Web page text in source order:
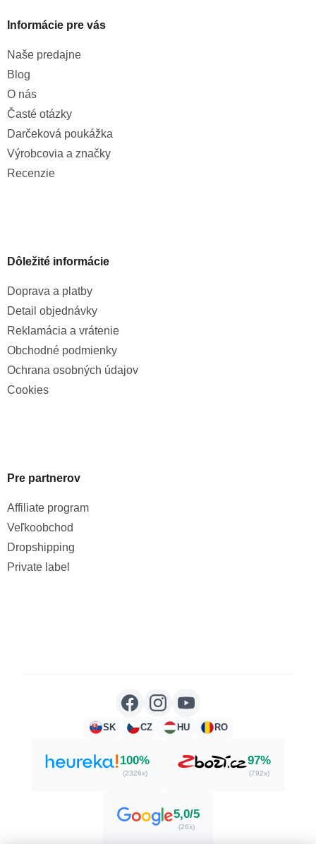
Informácie pre vás
Naše predajne
Blog
O nás
Časté otázky
Darčeková poukážka
Výrobcovia a značky
Recenzie
Dôležité informácie
Doprava a platby
Detail objednávky
Reklamácia a vrátenie
Obchodné podmienky
Ochrana osobných údajov
Cookies
Pre partnerov
Affiliate program
Veľkoobchod
Dropshipping
Private label
SK CZ HU RO
100%
(2326x)
97%
(792x)
5,0/5
(26x)